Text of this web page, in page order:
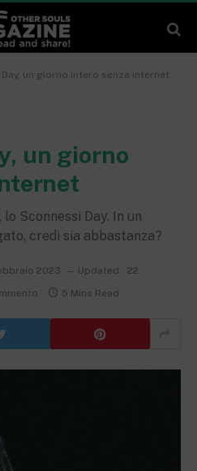
un giorno intero senza internet
un giorno
Sconnessi Day. In un
credi sia abbastanza?
2023 Updated:
22
5 Mins Read